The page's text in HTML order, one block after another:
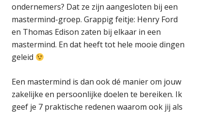
ondernemers? Dat ze zijn aangesloten bij een
mastermind-groep. Grappig feitje: Henry Ford
en Thomas Edison zaten bij elkaar in een
mastermind. En dat heeft tot hele mooie dingen
geleid
Een mastermind is dan ook dé manier om jouw
zakelijke en persoonlijke doelen te bereiken. Ik
geef je 7 praktische redenen waarom ook jij als